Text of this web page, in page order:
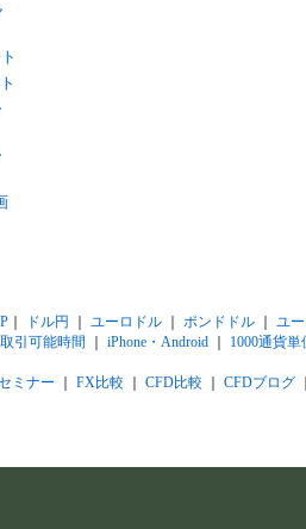
｜ ドル円 ユーロドル｜ ポンドドル｜ ユ
取引可能時間 iPhone・Android 1000通貨単
ミナー FX比較 CFD比較 CFDブログ